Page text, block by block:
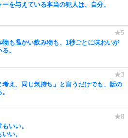
ーを与えている本当の犯人は、自分。
物も温かい飲み物も、1秒ごとに味わいが
。
考え、同じ気持ち」と言うだけでも、話の
いい。
い。